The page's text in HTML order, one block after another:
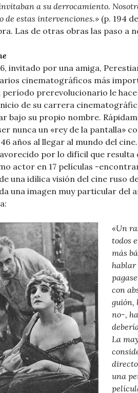
a su derrocamiento.
de estas intervenciones.» (p. 194
Las de otras obras las paso a
invitado por una amiga,
cinematográficos más
prerevolucionario le
de su carrera
bajo su propio nombre.
nunca un «rey de la pantalla»
años al llegar al mundo del
por lo difícil que
actor en 17 películas -
una idílica visión del cine ruso
una imagen muy particular del
«Un
todos
más
hablar
con
guión,
no-,
La
una